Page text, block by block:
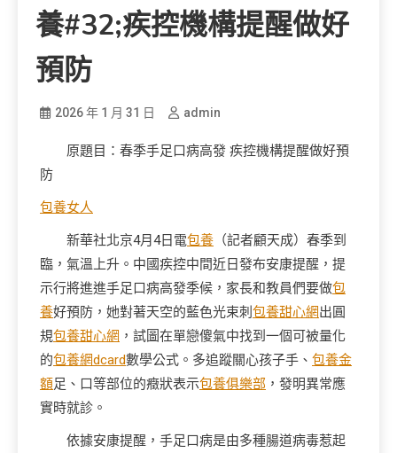
養#32;疾控機構提醒做好
預防
2026 年 1 月 31 日 admin
原題目：春季手足口病高發 疾控機構提醒做好預
防
包養女人
新華社北京4月4日電包養 （記者顧天成）春季到
臨，氣溫上升。中國疾控中間近日發布安康提醒，提
示行將進進手足口病高發季候，家長和教員們要做包
養好預防，她對著天空的藍色光束刺 包養甜心網出圓
規包養甜心網 ，試圖在單戀傻氣中找到一個可被量化
的包養網dcard數學公式。多追蹤關心孩子手、 包養金
額足、口等部位的癥狀表示包養俱樂部 ，發明異常應
實時就診。
依據安康提醒，手足口病是由多種腸道病毒惹起